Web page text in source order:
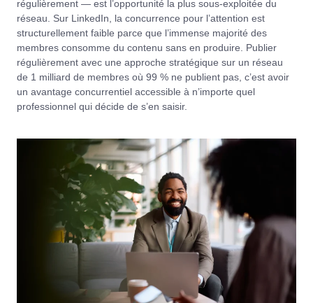
régulièrement — est l’opportunité la plus sous-exploitée du
réseau. Sur LinkedIn, la concurrence pour l’attention est
structurellement faible parce que l’immense majorité des
membres consomme du contenu sans en produire. Publier
régulièrement avec une approche stratégique sur un réseau
de 1 milliard de membres où 99 % ne publient pas, c’est avoir
un avantage concurrentiel accessible à n’importe quel
professionnel qui décide de s’en saisir.